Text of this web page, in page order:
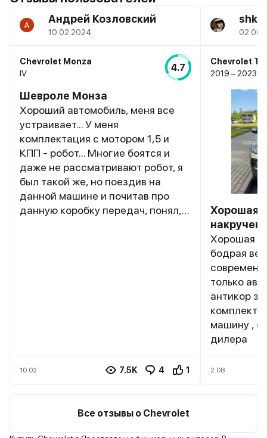
Андрей Козловский
10.02.2024
Chevrolet Monza
IV
4.7
Шевроле Монза
Хороший автомобиль, меня все
устраивает... У меня
комплектация с мотором 1,5 и
КПП - робот... Многие боятся и
даже не рассматривают робот, я
был такой же, но поездив на
данной машине и почитав про
данную коробку передач, понял,
1,3 турбо мотором, но этот минус
рублей, так что это даже не
минус...Так же пишут , что низкое
10.02 7.5K 4 1
Chevrolet
2019 – 2023, III
Хорошая
Хорошая
бодрая
только
антикор
комплекте
машину , с
дилера
2.08
Все отзывы о Chevrolet